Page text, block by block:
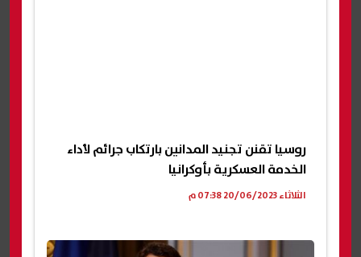
روسيا تقنن تجنيد المدانين بارتكاب جرائم لأداء
الخدمة العسكرية بأوكرانيا
الثلاثاء 20/06/2023 07:38 م